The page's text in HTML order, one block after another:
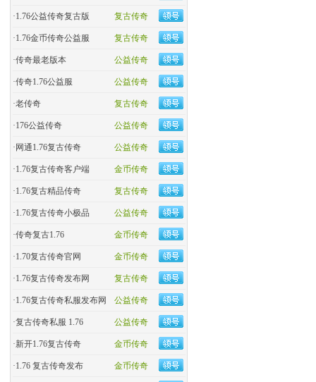
复古传奇
·1.76公益传奇复古版
复古传奇
·​1.76金币传奇公益服
公益传奇
·​传奇最老版本
公益传奇
·传奇1.76公益服
复古传奇
·老传奇
公益传奇
·176公益传奇
公益传奇
· 网通1.76复古传奇
金币传奇
·1.76复古传奇客户端
复古传奇
·1.76复古精品传奇
公益传奇
·1.76复古传奇小极品
金币传奇
·传奇复古1.76
金币传奇
·1.70复古传奇官网
复古传奇
·1.76复古传奇发布网
公益传奇
·1.76复古传奇私服发布网
公益传奇
·复古传奇私服 1.76
金币传奇
·新开1.76复古传奇
金币传奇
·1.76 复古传奇发布